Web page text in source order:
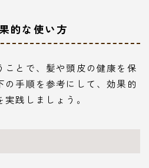
的な使い方
ことで、髪や頭皮の健康を保
の手順を参考にして、効果的
践しましょう。